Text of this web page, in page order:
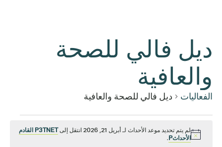
ديل فالي للصحة
والعافية
الفعاليات ديل فالي للصحة والعافية
الفعاليات
إشعار
لم يتم تحديد موعد الأحداث لـ أبريل 21, 2026 انتقل إلى
P3TNET القادم
الأحداثP .